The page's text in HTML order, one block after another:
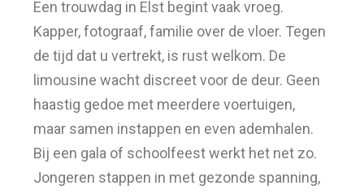
Een trouwdag in Elst begint vaak vroeg.
Kapper, fotograaf, familie over de vloer. Tegen
de tijd dat u vertrekt, is rust welkom. De
limousine wacht discreet voor de deur. Geen
haastig gedoe met meerdere voertuigen,
maar samen instappen en even ademhalen.
Bij een gala of schoolfeest werkt het net zo.
Jongeren stappen in met gezonde spanning,